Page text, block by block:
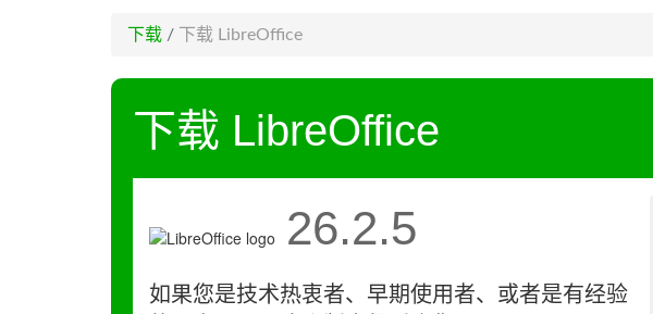
下载 / 下载 LibreOffice
下载 LibreOffice
26.2.5
如果您是技术热衷者、早期使用者、或者是有经验